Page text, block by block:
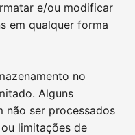
e/ou modificar
em qualquer forma
no
Alguns
não ser processados
limitações de